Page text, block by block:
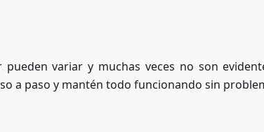
variar y muchas veces no son
a paso y mantén todo funcionando sin